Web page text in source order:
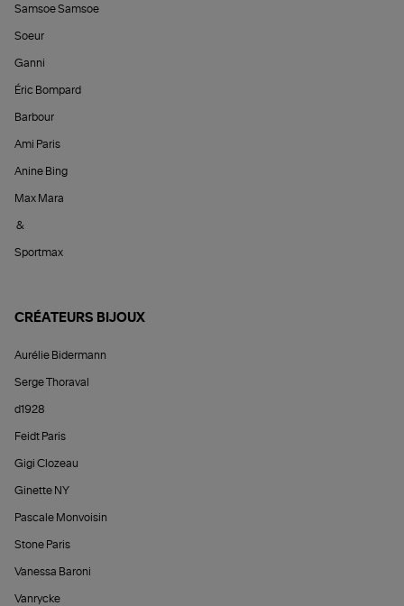
Samsoe Samsoe
Soeur
Ganni
Éric Bompard
Barbour
Ami Paris
Anine Bing
Max Mara
&
Sportmax
CRÉATEURS BIJOUX
Aurélie Bidermann
Serge Thoraval
d1928
Feidt Paris
Gigi Clozeau
Ginette NY
Pascale Monvoisin
Stone Paris
Vanessa Baroni
Vanrycke